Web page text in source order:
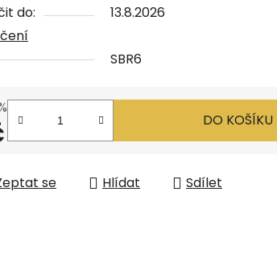
do:
13.8.2026
SBR6
DO KOŠÍKU
se Hlídat Sdílet